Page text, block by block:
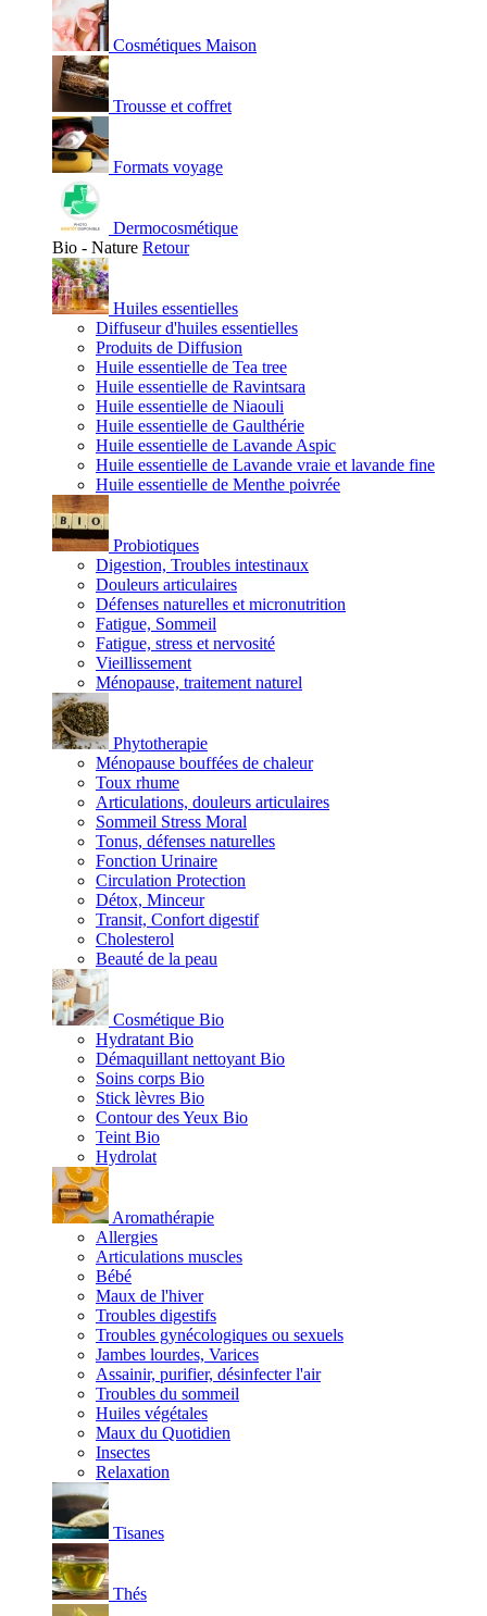
Cosmétiques Maison
Trousse et coffret
Formats voyage
Dermocosmétique
Bio - Nature Retour
Huiles essentielles
Diffuseur d'huiles essentielles
Produits de Diffusion
Huile essentielle de Tea tree
Huile essentielle de Ravintsara
Huile essentielle de Niaouli
Huile essentielle de Gaulthérie
Huile essentielle de Lavande Aspic
Huile essentielle de Lavande vraie et lavande fine
Huile essentielle de Menthe poivrée
Probiotiques
Digestion, Troubles intestinaux
Douleurs articulaires
Défenses naturelles et micronutrition
Fatigue, Sommeil
Fatigue, stress et nervosité
Vieillissement
Ménopause, traitement naturel
Phytotherapie
Ménopause bouffées de chaleur
Toux rhume
Articulations, douleurs articulaires
Sommeil Stress Moral
Tonus, défenses naturelles
Fonction Urinaire
Circulation Protection
Détox, Minceur
Transit, Confort digestif
Cholesterol
Beauté de la peau
Cosmétique Bio
Hydratant Bio
Démaquillant nettoyant Bio
Soins corps Bio
Stick lèvres Bio
Contour des Yeux Bio
Teint Bio
Hydrolat
Aromathérapie
Allergies
Articulations muscles
Bébé
Maux de l'hiver
Troubles digestifs
Troubles gynécologiques ou sexuels
Jambes lourdes, Varices
Assainir, purifier, désinfecter l'air
Troubles du sommeil
Huiles végétales
Maux du Quotidien
Insectes
Relaxation
Tisanes
Thés